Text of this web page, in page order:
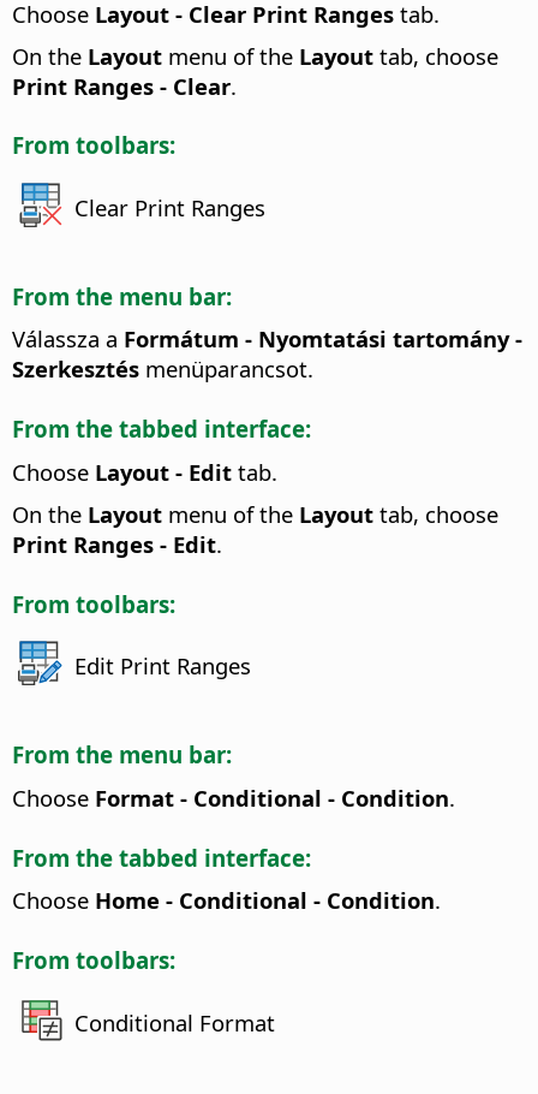
Choose Layout - Clear Print Ranges tab.
On the Layout menu of the Layout tab, choose
Print Ranges - Clear.
From toolbars:
Clear Print Ranges
From the menu bar:
Válassza a Formátum - Nyomtatási tartomány -
Szerkesztés menüparancsot.
From the tabbed interface:
Choose Layout - Edit tab.
On the Layout menu of the Layout tab, choose
Print Ranges - Edit.
From toolbars:
Edit Print Ranges
From the menu bar:
Choose Format - Conditional - Condition.
From the tabbed interface:
Choose Home - Conditional - Condition.
From toolbars:
Conditional Format